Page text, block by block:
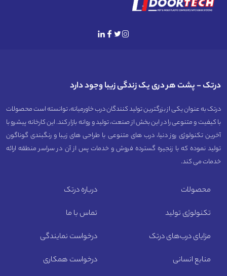
محصولات
تکنولوژی تولید
مزایای درب‌های درتک
منابع انسانی
درباره درتک
تماس با ما
درخواست نمایندگی
درخواست همکاری
درتک - پشت هر دری یک زندگی زیبا وجود دارد
درتک به عنوان یکی از بزرگترین تولید کنندگان درب خاورمیانه، توانسته است محصولات
با کیفیت و متنوعی را در این بخش از صنعت، تولید و روانه بازار کند. این کارخانه پیشرو با
آخرین تکنولوژی روز دنیا، درب های متنوعی با طراحی های زیبا و رنگبندی گوناگون
تولید نموده که با زنجیره گسترده فروش و خدمات پس از آن در سراسر منطقه ارائه
خدمات می کند.